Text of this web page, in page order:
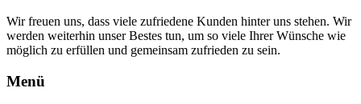
Wir freuen uns, dass viele zufriedene Kunden hinter uns stehen. Wir
werden weiterhin unser Bestes tun, um so viele Ihrer Wünsche wie
möglich zu erfüllen und gemeinsam zufrieden zu sein.
Menü